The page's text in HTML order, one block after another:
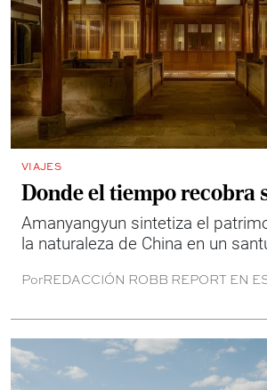
VIAJES
Donde el tiempo recobra
Amanyangyun sintetiza el
la naturaleza de China en un
una conexión profunda con el
PorREDACCIÓN ROBB REPORT EN